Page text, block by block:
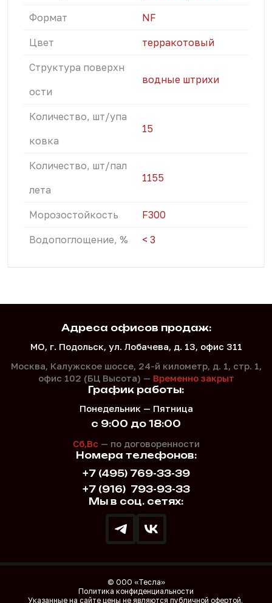
Формат NF
Цвет терракотовый
Структура поверхн
ости
водные штрихи
Количество, шт/упа
ковка
15
Количество, шт/пал
лета
1155
Морозостойкость F300
Водопоглощение, % < 3
Адреса офисов продаж:
МО, г. Подольск, ул. Лобачева, д. 13, офис 311
Москва, Калужское шоссе, 24-й километр, д. 1, стр. 1,
офис 102 (БЦ Высота) — Временно закрыт
Номера телефонов:
+7 (495) 769-33-39
+7 (916) 793-93-33
График работы:
Понедельник — Пятница
с 9:00 до 18:00
Сб,Вс — по договоренности
Мы в соц. сетях:
© ООО «Тесла»
Политика конфиденциальности
Указанные на сайте цены не являются публичной офертой.